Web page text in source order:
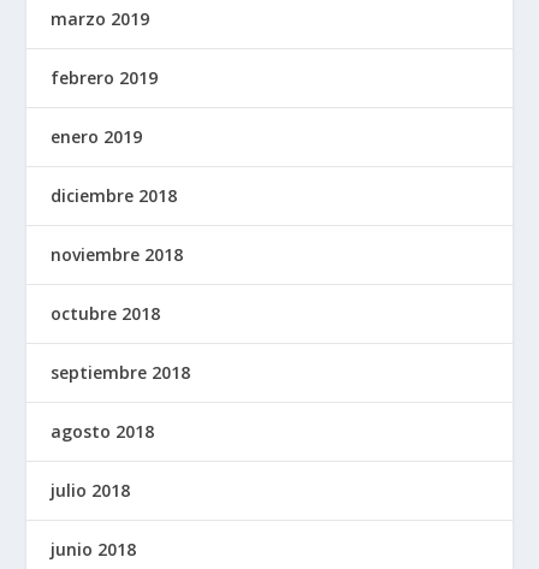
marzo 2019
febrero 2019
enero 2019
diciembre 2018
noviembre 2018
octubre 2018
septiembre 2018
agosto 2018
julio 2018
junio 2018